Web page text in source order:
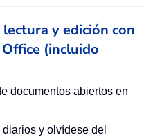
y edición con
(incluido
documentos abiertos en
y olvídese del